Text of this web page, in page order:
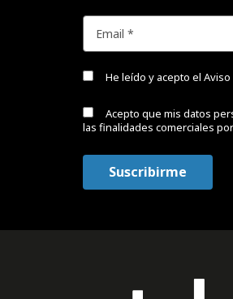
He leído y acepto el Aviso
Acepto que mis datos
las finalidades comerciales